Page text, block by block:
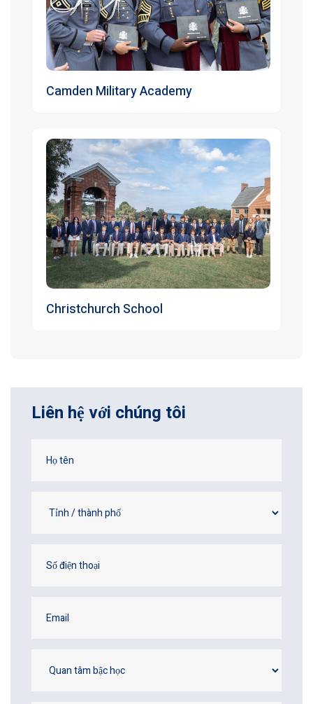
Camden Military Academy
Christchurch School
Liên hệ với chúng tôi